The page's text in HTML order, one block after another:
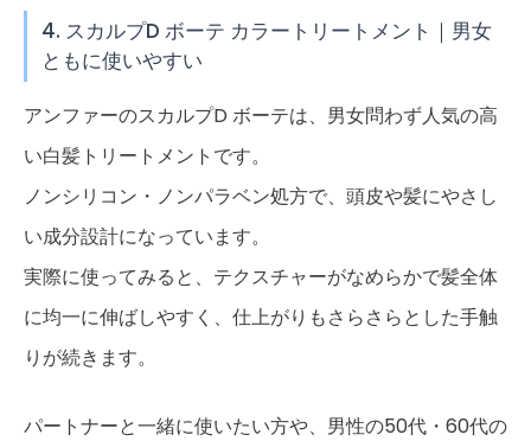
4. スカルプD ボーテ カラートリートメント｜男女
ともに使いやすい
アンファーのスカルプD ボーテは、男女問わず人気の高
い白髪トリートメントです。
ノンシリコン・ノンパラベン処方で、頭皮や髪にやさし
い成分設計になっています。
実際に使ってみると、テクスチャーがなめらかで髪全体
に均一に伸ばしやすく、仕上がりもさらさらとした手触
りが続きます。
パートナーと一緒に使いたい方や、男性の50代・60代の